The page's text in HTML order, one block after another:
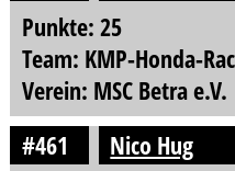
Punkte: 25
Team: KMP-Honda-
Verein: MSC Betra e.V.
#461
Nico Hug